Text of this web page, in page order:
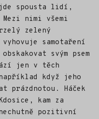
spousta lidí,
nimi všemi
zelený
samotaření
svým psem
jen v těch
když jeho
prázdnotou. Háček
kam za
pozitivní